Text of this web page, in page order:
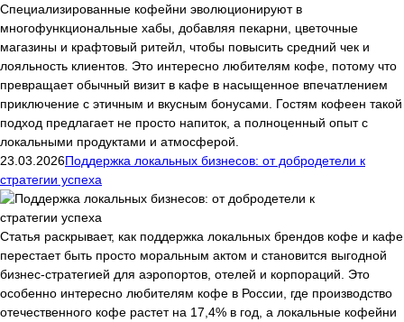
Специализированные кофейни эволюционируют в
многофункциональные хабы, добавляя пекарни, цветочные
магазины и крафтовый ритейл, чтобы повысить средний чек и
лояльность клиентов. Это интересно любителям кофе, потому что
превращает обычный визит в кафе в насыщенное впечатлением
приключение с этичным и вкусным бонусами. Гостям кофеен такой
подход предлагает не просто напиток, а полноценный опыт с
локальными продуктами и атмосферой.
23.03.2026Поддержка локальных бизнесов: от добродетели к
стратегии успеха
Статья раскрывает, как поддержка локальных брендов кофе и кафе
перестает быть просто моральным актом и становится выгодной
бизнес-стратегией для аэропортов, отелей и корпораций. Это
особенно интересно любителям кофе в России, где производство
отечественного кофе растет на 17,4% в год, а локальные кофейни